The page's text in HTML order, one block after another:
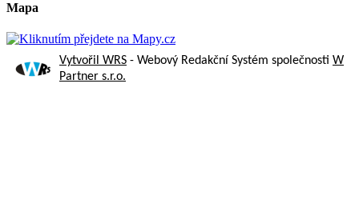
Mapa
Vytvořil WRS - Webový Redakční Systém společnosti W
Partner s.r.o.